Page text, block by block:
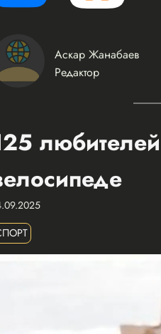
Аскар Жанабаев
Редактор